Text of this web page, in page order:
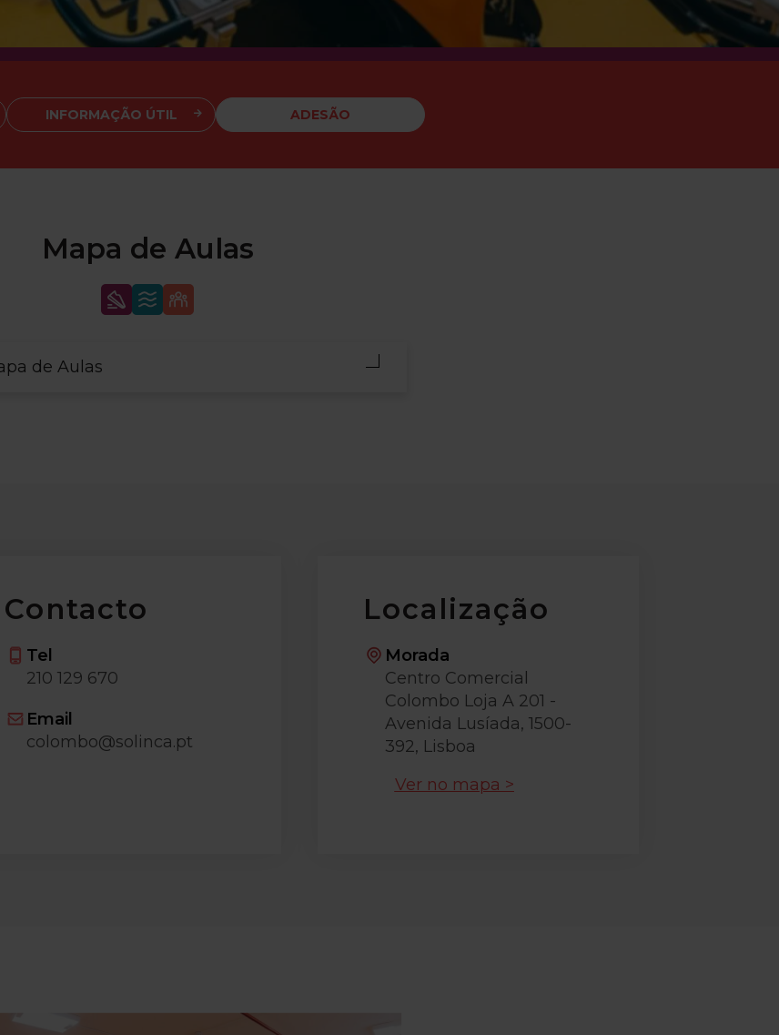
INFORMAÇÃO ÚTIL ADESÃO
Mapa de Aulas
de Aulas
Contacto
Tel
210 129 670
Email
colombo@solinca.pt
Localização
Morada
Centro Comercial
Colombo Loja A 201 -
Avenida Lusíada, 1500-
392, Lisboa
Ver no mapa >